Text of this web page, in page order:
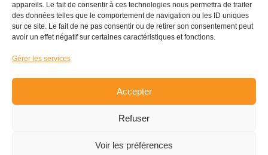
appareils. Le fait de consentir à ces technologies nous permettra de traiter
des données telles que le comportement de navigation ou les ID uniques
sur ce site. Le fait de ne pas consentir ou de retirer son consentement peut
avoir un effet négatif sur certaines caractéristiques et fonctions.
Gérer les services
Accepter
Refuser
Voir les préférences
Suivez-nous !
500 737 00017 APE 8299Z|Organisme de formation n°